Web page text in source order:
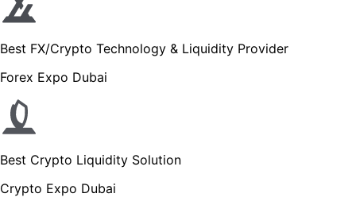
Best FX/Crypto Technology & Liquidity Provider
Forex Expo Dubai
Best Crypto Liquidity Solution
Crypto Expo Dubai